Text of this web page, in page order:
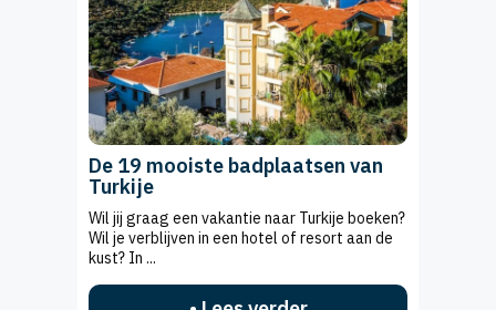
De 19 mooiste badplaatsen van
Turkije
Wil jij graag een vakantie naar Turkije boeken?
Wil je verblijven in een hotel of resort aan de
kust? In ...